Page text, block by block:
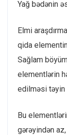
Yağ bədənin
Elmi
qida
Sağlam
elementlərin
edilməsi təyin
Bu
gərəyindən